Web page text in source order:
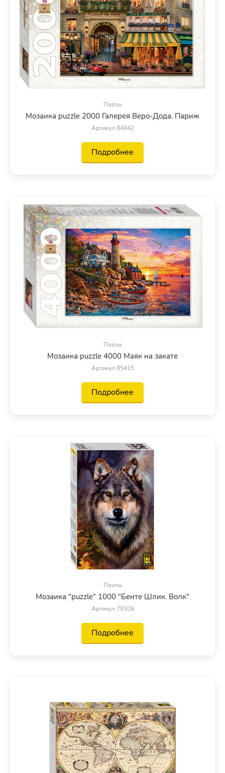
Пазлы
Мозаика puzzle 2000 Галерея Веро-Дода. Париж
Артикул 84042
Подробнее
Пазлы
Мозаика puzzle 4000 Маяк на закате
Артикул 85415
Подробнее
Пазлы
Мозаика "puzzle" 1000 "Бенте Шлик. Волк"
Артикул 79109
Подробнее